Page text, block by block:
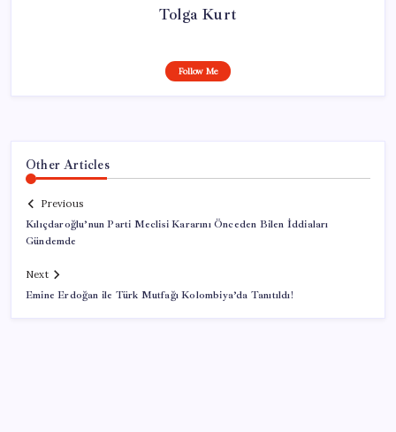
Tolga Kurt
Follow Me
Other Articles
Previous
Kılıçdaroğlu’nun Parti Meclisi Kararını Önceden Bilen İddiaları
Gündemde
Next
Emine Erdoğan ile Türk Mutfağı Kolombiya’da Tanıtıldı!